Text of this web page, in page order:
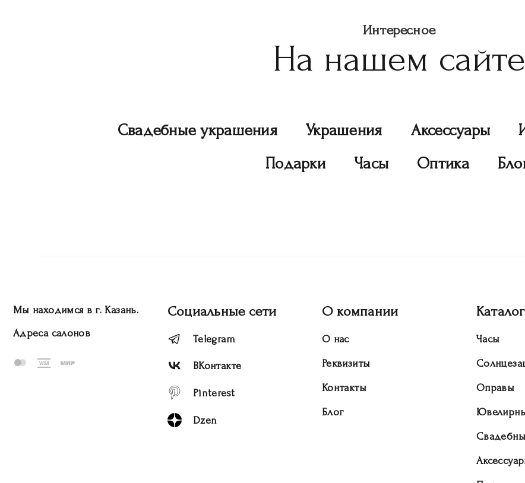
Интересное
На нашем сайте
Свадебные украшения Украшения Аксессуары
Подарки
Часы Оптика
Мы находимся в г. Казань.
Адреса салонов
Социальные сети
Telegram
ВКонтакте
Pinterest
Dzen
О компании
О нас
Реквизиты
Контакты
Блог
Каталог
Часы
Оправы